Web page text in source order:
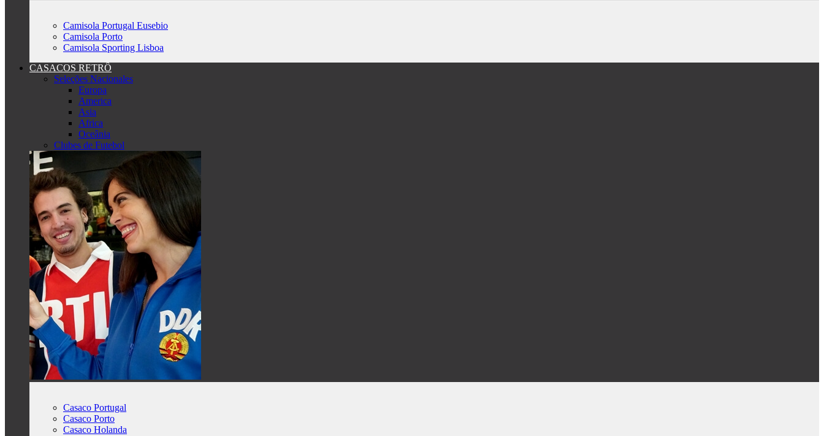
Camisola Portugal Eusebio
Camisola Porto
Camisola Sporting Lisboa
CASACOS RETRÔ
Seleções Nacionales
Europa
America
Asia
Africa
Oceânia
Clubes de Futebol
Casaco Portugal
Casaco Porto
Casaco Holanda